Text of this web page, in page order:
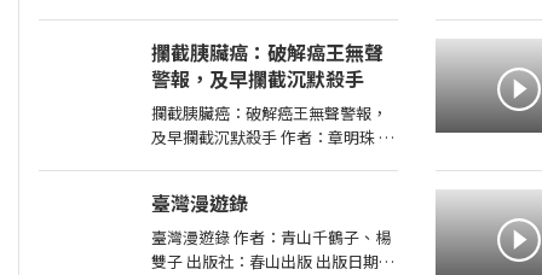
新聞告訴你，今天哪裡又開火； 這
本書告訴你，世界為什麼走到今
天。
攔截胰臟癌：破解癌王無聲
警報，及早攔截沉默殺手
攔截胰臟癌：破解癌王無聲警報，
及早攔截沉默殺手 作者：章明珠
常，為何仍得胰臟癌？ 台大權威醫
師25年篩檢實證， 鎖定胰臟癌關鍵
1公分，
臺灣漫遊錄
臺灣漫遊錄 作者：青山千鶴子、楊
雙子 出版社：春山出版 出版日期：